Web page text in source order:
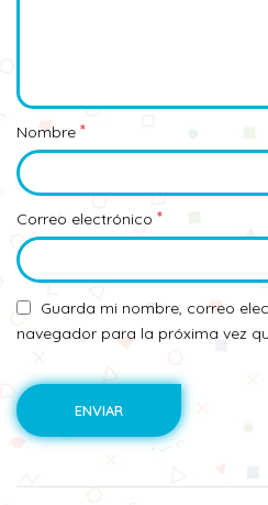
Nombre *
Correo electrónico *
Guarda mi nombre, correo
navegador para la próxima vez